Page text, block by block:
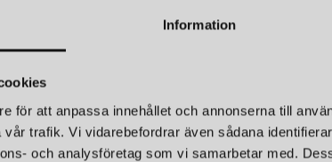
Information
för att anpassa innehållet och annonserna till
trafik. Vi vidarebefordrar även sådana
och analysföretag som vi samarbetar med.